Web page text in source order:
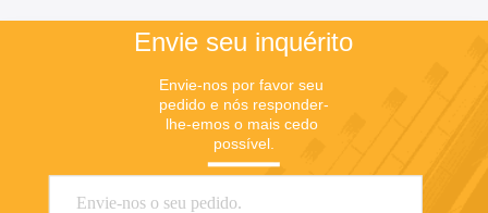
Envie seu inquérito
Envie-nos por favor seu
pedido e nós responder-
lhe-emos o mais cedo
possível.